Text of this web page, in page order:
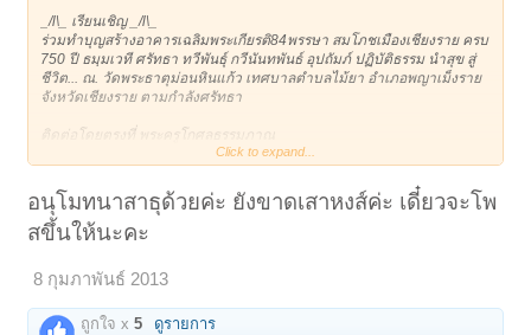
_/l\_ เรียนเชิญ _/l\_
ร่วมทำบุญสร้างอาคารเฉลิมพระเกียรติ84พรรษา สมโภชเมืองเชียงราย ครบ
750 ปี ธมฺมเวที ศรัทธา ทวีพันธุ์ กวีนันทพันธ์ อุปถัมภ์ ปฏิบัติธรรม นำสุข สู่
ชีวิต... ณ. วัดพระธาตุม่อนหินแก้ว เทศบาลตำบลไม้ยา อำเภอพญาเม็งราย
จังหวัดเชียงราย ตามกำลังศรัทธา
ติดต่อโดยตรงที่ พระครูโกศลธรรมภาณ
เบอร์ 081 - 0255321 เพียงเบอร์เดียว
หรือจะสะดวกโอนทางธนาคารกรุงไทย
สาขาเชียงราย
บัญชีออมทรัพย์
เลขที่บัญชี 504 - 0 - 45478 - 3
ที่มา
https://www.facebook.com/profile.php?id=100004093894223
Click to expand...
อนุโมทนาสาธุด้วยค่ะ ยังขาดเสาหงส์ค่ะ เดี๋ยวจะโพ
สขึ้นให้นะคะ
8 กุมภาพันธ์ 2013
ถูกใจ x5 ดูรายการ